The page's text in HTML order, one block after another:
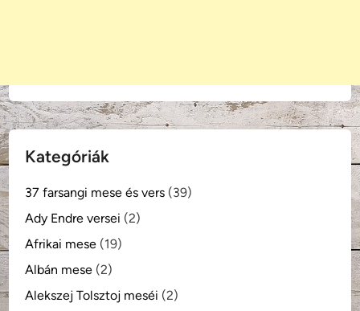
Kategóriák
37 farsangi mese és vers (39)
Ady Endre versei (2)
Afrikai mese (19)
Albán mese (2)
Alekszej Tolsztoj meséi (2)